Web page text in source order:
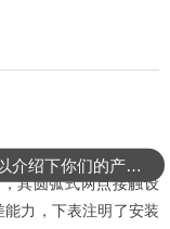
其圆弧式两点接触设
力，下表注明了安装
可以介绍下你们的产品么？